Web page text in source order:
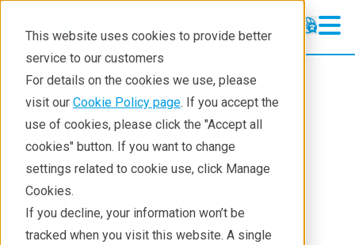
This website uses cookies to provide better
service to our customers
For details on the cookies we use, please
visit our Cookie Policy page. If you accept the
use of cookies, please click the "Accept all
cookies" button. If you want to change
settings related to cookie use, click Manage
Cookies.
If you decline, your information won’t be
tracked when you visit this website. A single
Unser Auftrag
Einen Beitrag zur
Weiterentwicklung der
Menschheit durch